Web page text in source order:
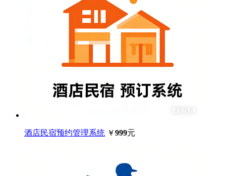
酒店民宿预约管理系统 ￥999元